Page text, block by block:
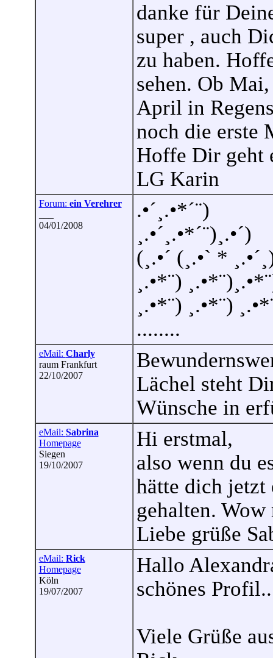
danke für
super , auch
zu haben.
sehen. Ob
April in
noch die erste
Hoffe Dir geht
LG Karin
Forum: ein Verehrer
04/01/2008
.•´¸.•*´¨)
¸.•´¸.•*´¨)¸.•´)
(¸.•´ (¸.•` *
¸.•*¨)
¸.•*¨) ¸.•*¨)
........
eMail: Charly
raum Frankfurt
22/10/2007
Lächel steht
Wünsche in
eMail: Sabrina
Homepage
Siegen
19/10/2007
Hi erstmal,
also wenn du
hätte dich
gehalten.
Liebe grüße
eMail: Rick
Homepage
Köln
19/07/2007
Hallo
schönes
Viele Grüße